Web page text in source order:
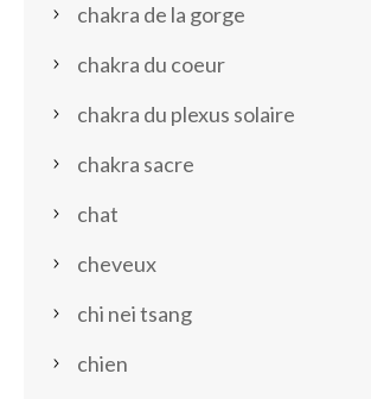
chakra de la gorge
chakra du coeur
chakra du plexus solaire
chakra sacre
chat
cheveux
chi nei tsang
chien